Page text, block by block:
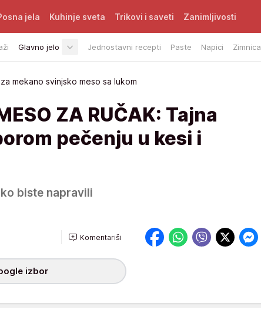
Glavno jelo Jednostavni recepti Paste Napici Zimnica
jela Kuhinje sveta Trikovi i saveti Zanimljivosti
mekano svinjsko meso sa lukom
ZA RUČAK: Tajna
pečenju u kesi i
biste napravili
Komentariši
izbor